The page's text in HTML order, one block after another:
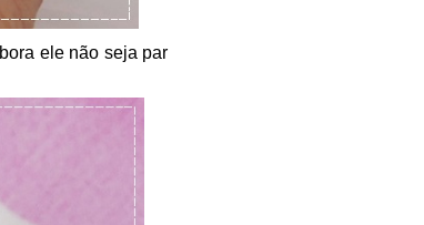
ele não seja par